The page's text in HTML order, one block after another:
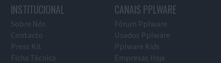
INSTITUCIONAL
Sobre Nós
Contacto
Press Kit
Ficha Técnica
CANAIS PPLWARE
Fórum Pplware
Usados Pplware
Pplware Kids
Empresas Hoje